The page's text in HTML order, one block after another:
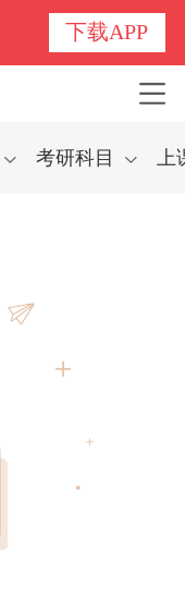
考研科目
下载APP